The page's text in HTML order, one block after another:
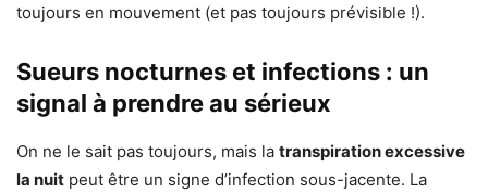
toujours en mouvement (et pas toujours prévisible !).
Sueurs nocturnes et infections : un
signal à prendre au sérieux
On ne le sait pas toujours, mais la transpiration excessive
la nuit peut être un signe d’infection sous-jacente. La